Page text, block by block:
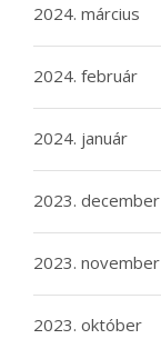
2024. március
2024. február
2024. január
2023. december
2023. november
2023. október